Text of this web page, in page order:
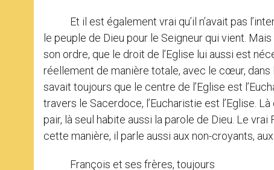
Et il est également vrai qu’il n’avait pas
le peuple de Dieu pour le Seigneur qui vient.
son ordre, que le droit de l’Eglise lui aussi est
réellement de manière totale, avec le cœur, dans
savait toujours que le centre de l’Eglise est
travers le Sacerdoce, l’Eucharistie est l’Eglise.
pair, là seul habite aussi la parole de Dieu. Le
cette manière, il parle aussi aux non-croyants,
François et ses frères, toujours